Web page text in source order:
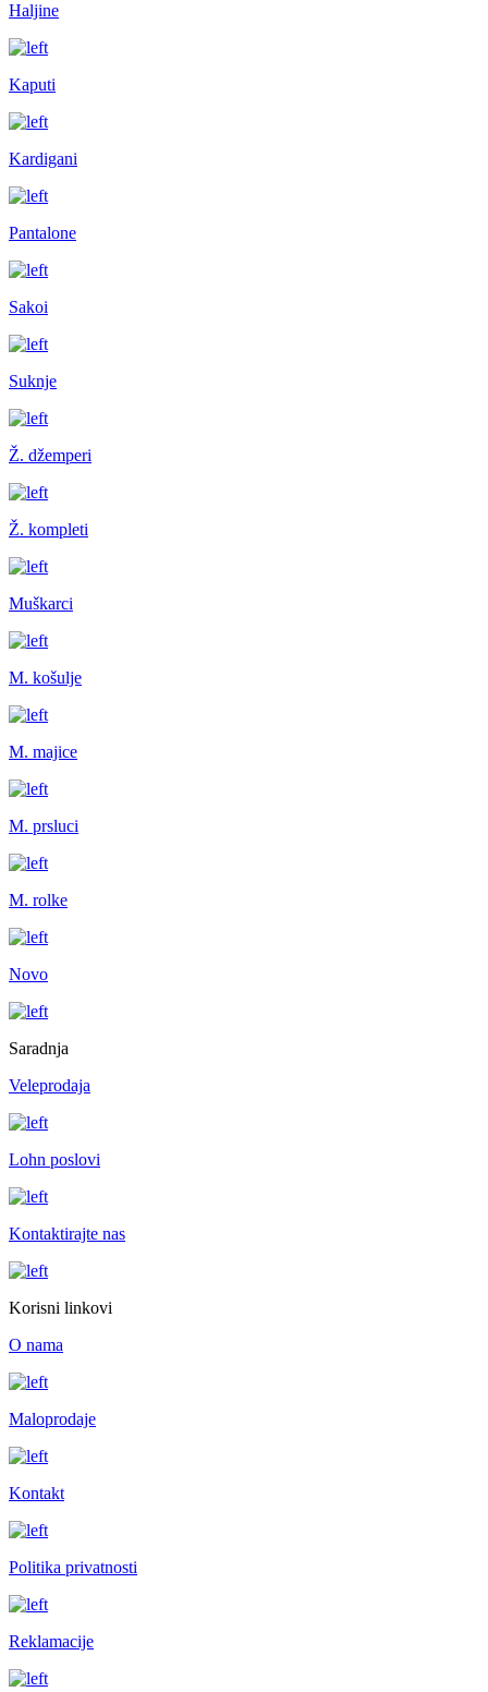
Haljine
Kaputi
Kardigani
Pantalone
Sakoi
Suknje
Ž. džemperi
Ž. kompleti
Muškarci
M. košulje
M. majice
M. prsluci
M. rolke
Novo
Saradnja
Veleprodaja
Lohn poslovi
Kontaktirajte nas
Korisni linkovi
O nama
Maloprodaje
Kontakt
Politika privatnosti
Reklamacije